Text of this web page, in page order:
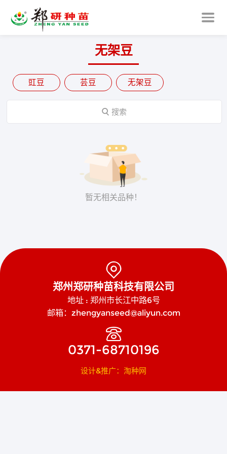
无架豆
豇豆 芸豆 无架豆
 搜索
暂无相关品种！

郑州郑研种苗科技有限公司
地址 : 郑州市长江中路6号
邮箱：zhengyanseed@aliyun.com

0371-68710196
设计&推广：淘种网